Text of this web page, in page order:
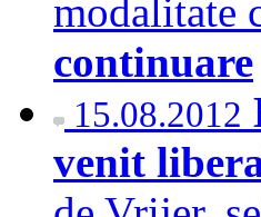
modalitate
continuare
15.08.2012
venit